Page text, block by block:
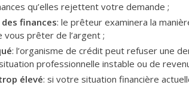
qu’elles rejettent votre demande ;
finances: le prêteur examinera la
prêter de l’argent ;
: l’organisme de crédit peut refuser une
professionnelle instable ou de
élevé: si votre situation financière